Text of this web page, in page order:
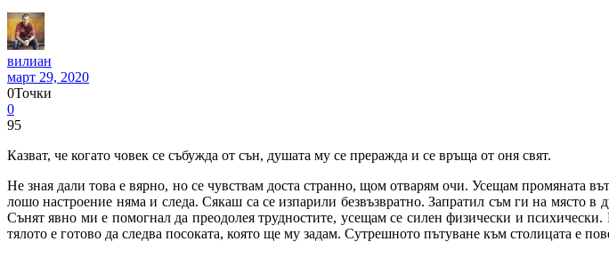
вилиан
март 29, 2020
0Точки
0
95
Казват, че когато човек се събужда от сън, душата му се преражда и се връща от оня свят.
Не зная дали това е вярно, но се чувствам доста странно, щом отварям очи. Усещам промяната
лошо настроение няма и следа. Сякаш са се изпарили безвъзвратно. Запратил съм ги на място
Сънят явно ми е помогнал да преодолея трудностите, усещам се силен физически и
тялото е готово да следва посоката, която ще му задам. Сутрешното пътуване към столицата е